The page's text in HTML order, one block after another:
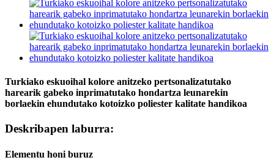
Turkiako eskuoihal kolore anitzeko pertsonalizatutako
harearik gabeko inprimatutako hondartza leunarekin
borlaekin ehundutako kotoizko poliester kalitate handikoa
Deskribapen laburra:
Elementu honi buruz